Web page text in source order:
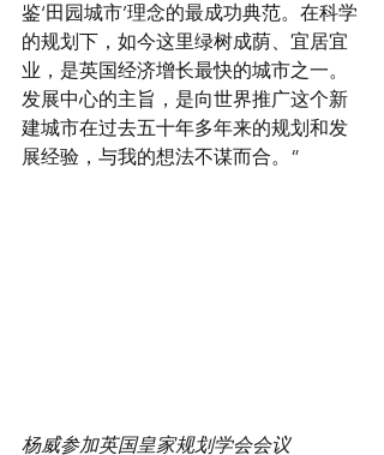
鉴‘田园城市’理念的最成功典范。在科学
的规划下，如今这里绿树成荫、宜居宜
业，是英国经济增长最快的城市之一。
发展中心的主旨，是向世界推广这个新
建城市在过去五十年多年来的规划和发
展经验，与我的想法不谋而合。”
杨威参加英国皇家规划学会会议